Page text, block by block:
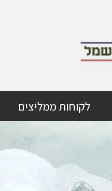
לקוחות ממליצים